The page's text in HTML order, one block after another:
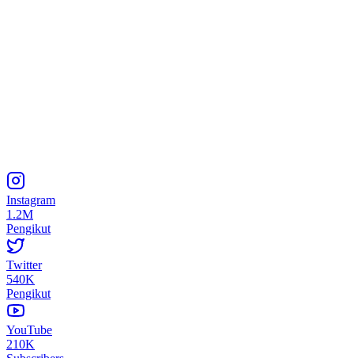
Instagram
1.2M
Pengikut
Twitter
540K
Pengikut
YouTube
210K